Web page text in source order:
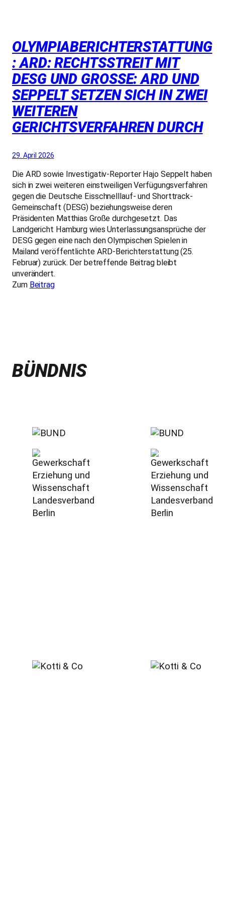
OLYMPIABERICHTERSTATTUNG
: ARD: RECHTSSTREIT MIT
DESG UND GROSSE: ARD UND S
EPPELT SETZEN SICH IN ZWEI W
EITEREN G
ERICHTSVERFAHREN DURCH
29. April 2026
Die ARD sowie Investigativ-Reporter Hajo Seppelt haben
sich in zwei weiteren einstweiligen Verfügungsverfahren
gegen die Deutsche Eisschnelllauf- und Shorttrack-
Gemeinschaft (DESG) beziehungsweise deren
Präsidenten Matthias Große durchgesetzt. Das
Landgericht Hamburg wies Unterlassungsansprüche der
DESG gegen eine nach den Olympischen Spielen in
Mailand veröffentlichte ARD-Berichterstattung (25.
Februar) zurück. Der betreffende Beitrag bleibt
unverändert.
Zum Beitrag
BÜNDNIS